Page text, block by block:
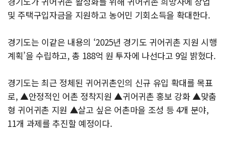
및 주택구입자금을 지원하고 농어민 기회소득을 확대한다.
경기도는 이같은 내용의 ‘2025년 경기도 귀어귀촌 지원 시행
계획’을 수립하고, 총 188억 원 투자에 나선다고 9일 밝혔다.
경기도는 최근 정체된 귀어귀촌인의 신규 유입 확대를 목표
로, ▲안정적인 어촌 정착지원 ▲귀어귀촌 홍보 강화 ▲맞춤
형 귀어귀촌 지원 ▲살고 싶은 어촌마을 조성 등 4개 분야,
11개 과제를 추진할 예정이다.